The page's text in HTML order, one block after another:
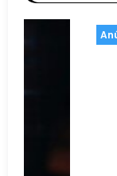
Anúncios Online